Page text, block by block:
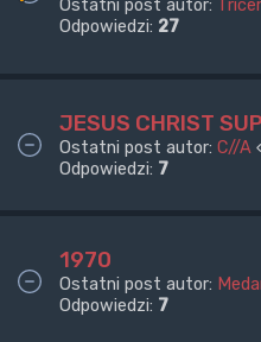
Ostatni post autor:
Odpowiedzi: 27
JESUS CHRIST
Ostatni post autor: C//A
Odpowiedzi: 7
1970
Ostatni post autor:
Odpowiedzi: 7